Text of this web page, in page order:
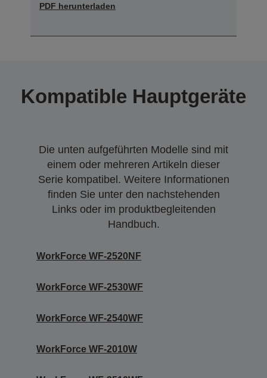
PDF herunterladen
Kompatible Hauptgeräte
Die unten aufgeführten Modelle sind mit
einem oder mehreren Artikeln dieser
Serie kompatibel. Weitere Informationen
finden Sie unter den nachstehenden
Links oder im produktbegleitenden
Handbuch.
WorkForce WF-2520NF
WorkForce WF-2530WF
WorkForce WF-2540WF
WorkForce WF-2010W